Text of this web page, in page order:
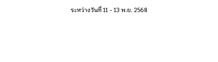
ระหว่างวันที่ 11 - 13 พ.ย. 2568